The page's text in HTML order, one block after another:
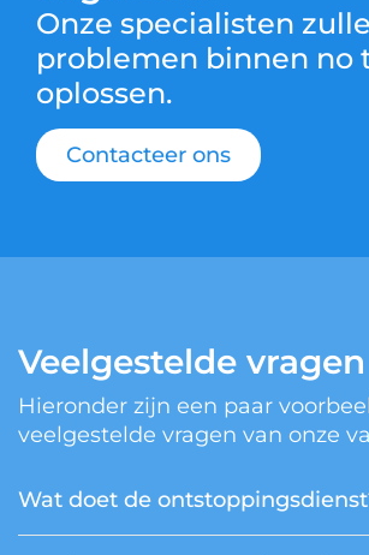
Onze specialisten
problemen binnen no
oplossen.
Contacteer ons
Veelgestelde vragen
Hieronder zijn een paar
veelgestelde vragen van onze
Wat doet de